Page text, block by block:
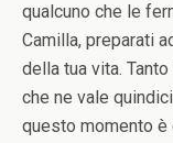
qualcuno che le
Camilla, preparati
della tua vita.
che ne vale
questo momento